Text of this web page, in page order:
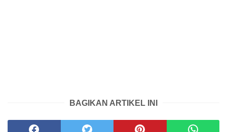
BAGIKAN ARTIKEL INI